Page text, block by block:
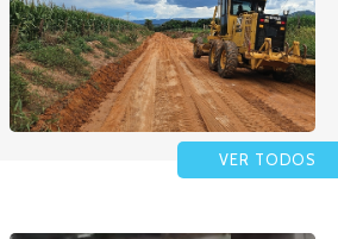
VER TODOS